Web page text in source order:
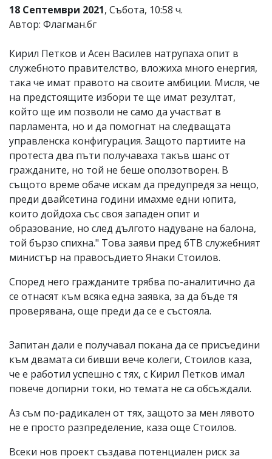
за
тях!
Ако
обиден
за
вас
коментар,
моля
сигнализирайте
ни!
18 Септември 2021, Събота, 10:58 ч.
Автор: Флагман.бг
Кирил Петков и Асен Василев натрупаха опит в
служебното правителство, вложиха много енергия,
така че имат правото на своите амбиции. Мисля, че
на предстоящите избори те ще имат резултат,
който ще им позволи не само да участват в
парламента, но и да помогнат на следващата
управленска конфигурация. Защото партиите на
протеста два пъти получаваха такъв шанс от
гражданите, но той не беше оползотворен. В
същото време обаче искам да предупредя за нещо,
преди двайсетина години имахме едни юпита,
които дойдоха със своя западен опит и
образование, но след дългото надуване на балона,
той бързо спихна." Това заяви пред бТВ служебният
министър на правосъдието Янаки Стоилов.
Според него гражданите трябва по-аналитично да
се отнасят към всяка една заявка, за да бъде тя
проверявана, още преди да се е състояла.
Запитан дали е получавал покана да се присъедини
към двамата си бивши вече колеги, Стоилов каза,
че е работил успешно с тях, с Кирил Петков имал
повече допирни токи, но темата не са обсъждали.
Аз съм по-радикален от тях, защото за мен лявото
не е просто разпределение, каза още Стоилов.
Всеки нов проект създава потенциален риск за